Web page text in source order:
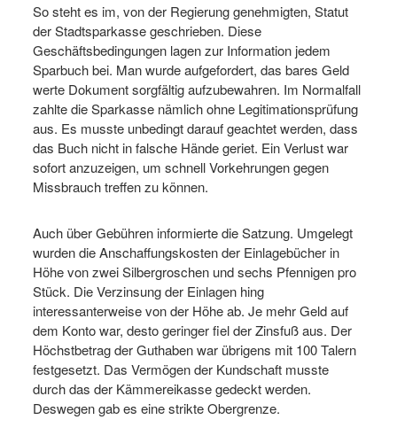
So steht es im, von der Regierung genehmigten, Statut
der Stadtsparkasse geschrieben. Diese
Geschäftsbedingungen lagen zur Information jedem
Sparbuch bei. Man wurde aufgefordert, das bares Geld
werte Dokument sorgfältig aufzubewahren. Im Normalfall
zahlte die Sparkasse nämlich ohne Legitimationsprüfung
aus. Es musste unbedingt darauf geachtet werden, dass
das Buch nicht in falsche Hände geriet. Ein Verlust war
sofort anzuzeigen, um schnell Vorkehrungen gegen
Missbrauch treffen zu können.
Auch über Gebühren informierte die Satzung. Umgelegt
wurden die Anschaffungskosten der Einlagebücher in
Höhe von zwei Silbergroschen und sechs Pfennigen pro
Stück. Die Verzinsung der Einlagen hing
interessanterweise von der Höhe ab. Je mehr Geld auf
dem Konto war, desto geringer fiel der Zinsfuß aus. Der
Höchstbetrag der Guthaben war übrigens mit 100 Talern
festgesetzt. Das Vermögen der Kundschaft musste
durch das der Kämmereikasse gedeckt werden.
Deswegen gab es eine strikte Obergrenze.